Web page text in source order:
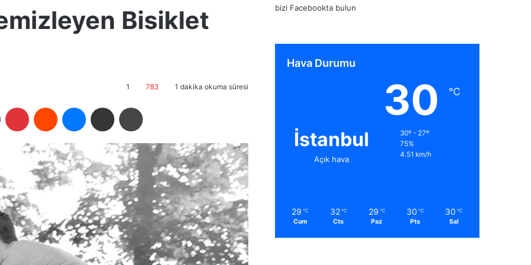
Bisiklet
1 783 1 dakika okuma süresi
bizi Facebookta bulun
Hava Durumu
İstanbul
Açık hava
30 ℃
30º - 27º
75%
4.51 km/h
29 ℃
Cum
32 ℃
Cts
29 ℃
Paz
30 ℃
Pts
30 ℃
Sal